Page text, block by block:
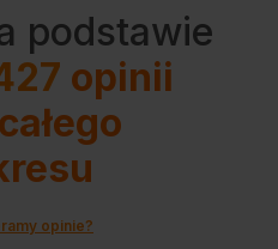
podstawie
opinii
opinie?